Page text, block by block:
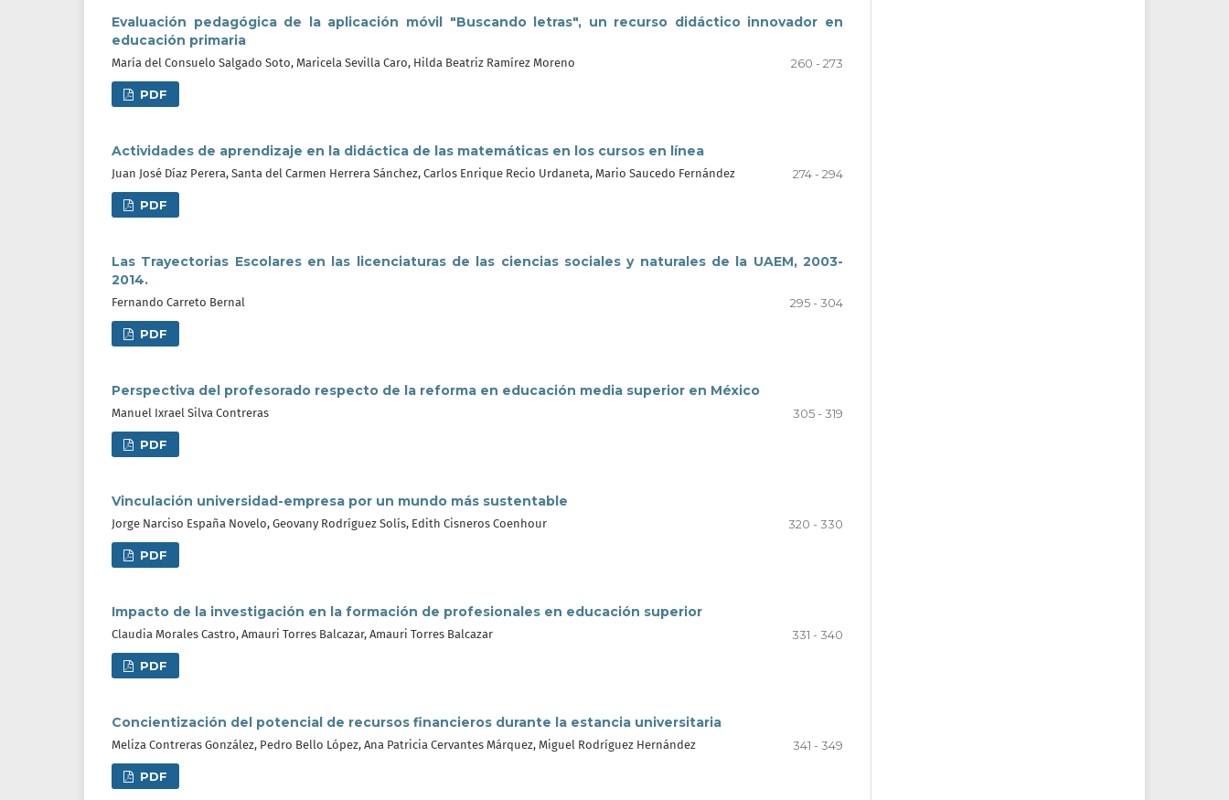
Evaluación pedagógica de la aplicación móvil "Buscando letras", un recurso didáctico innovador en
educación primaria
María del Consuelo Salgado Soto, Maricela Sevilla Caro, Hilda Beatriz Ramírez Moreno 260 - 273
PDF
Actividades de aprendizaje en la didáctica de las matemáticas en los cursos en línea
Juan José Díaz Perera, Santa del Carmen Herrera Sánchez, Carlos Enrique Recio Urdaneta, Mario Saucedo Fernández 274 - 294
PDF
Las Trayectorias Escolares en las licenciaturas de las ciencias sociales y naturales de la UAEM, 2003-
2014.
Fernando Carreto Bernal 295 - 304
PDF
Perspectiva del profesorado respecto de la reforma en educación media superior en México
Manuel Ixrael Silva Contreras 305 - 319
PDF
Vinculación universidad-empresa por un mundo más sustentable
Jorge Narciso España Novelo, Geovany Rodríguez Solís, Edith Cisneros Coenhour 320 - 330
PDF
Impacto de la investigación en la formación de profesionales en educación superior
Claudia Morales Castro, Amauri Torres Balcazar, Amauri Torres Balcazar 331 - 340
PDF
Concientización del potencial de recursos financieros durante la estancia universitaria
Meliza Contreras González, Pedro Bello López, Ana Patricia Cervantes Márquez, Miguel Rodríguez Hernández 341 - 349
PDF